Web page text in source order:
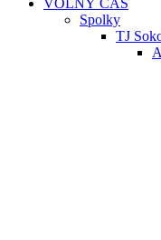
VOLNÝ ČAS
Spolky
TJ